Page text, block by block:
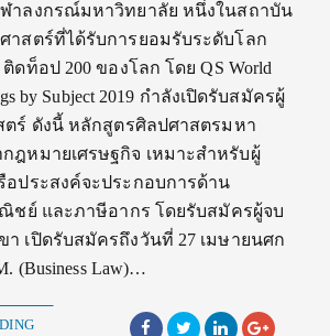
าลงกรณ์มหาวิทยาลัย หนึ่งในสถาบัน
าสตร์ที่ได้รับการยอมรับระดับโลก
ดท็อป 200 ของโลก โดย QS World
by Subject 2019 กำลังเปิดรับสมัครผู้
ตร์ ดังนี้ หลักสูตรศิลปศาสตรมหา
หมายเศรษฐกิจ เหมาะสำหรับผู้
ประสงค์จะประกอบการด้าน
ชย์ และภาษีอากร โดยรับสมัครผู้จบ
เปิดรับสมัครถึงวันที่ 27 เมษายนศก
(Business Law)…